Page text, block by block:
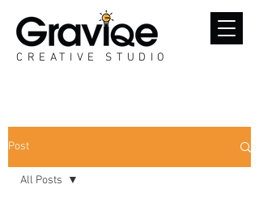
CREATIVE STUDIO
Post
All Posts